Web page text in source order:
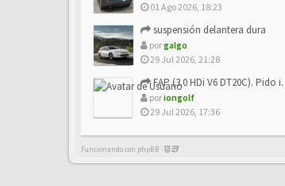
01 Ago 2026, 18:23
suspensión delantera dura
porgalgo
29 Jul 2026, 21:28
FAP (3.0 HDi V6 DT20C). Pido info sobre su sustitución
poriongolf
29 Jul 2026, 17:36
Funcionando con phpBB -